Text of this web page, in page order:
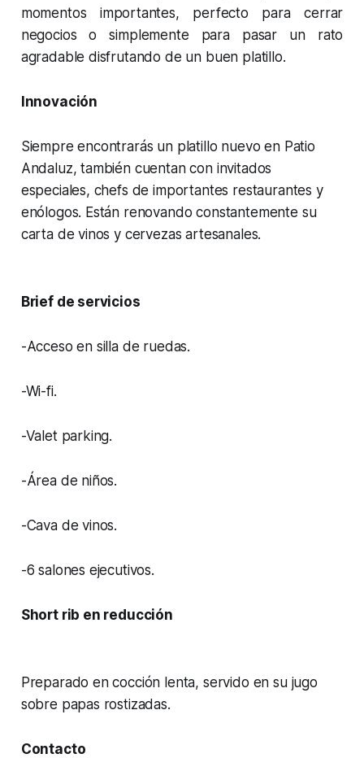
momentos importantes, perfecto para cerrar
negocios o simplemente para pasar un rato
agradable disfrutando de un buen platillo.
Innovación
Siempre encontrarás un platillo nuevo en Patio
Andaluz, también cuentan con invitados
especiales, chefs de importantes restaurantes y
enólogos. Están renovando constantemente su
carta de vinos y cervezas artesanales.
Brief de servicios
-Acceso en silla de ruedas.
-Wi-fi.
-Valet parking.
-Área de niños.
-Cava de vinos.
-6 salones ejecutivos.
Short rib en reducción
Preparado en cocción lenta, servido en su jugo
sobre papas rostizadas.
Contacto